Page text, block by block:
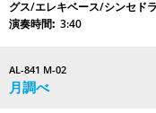
グス/エレキベース/シンセド
3:40
AL-841 M-02
月調べ